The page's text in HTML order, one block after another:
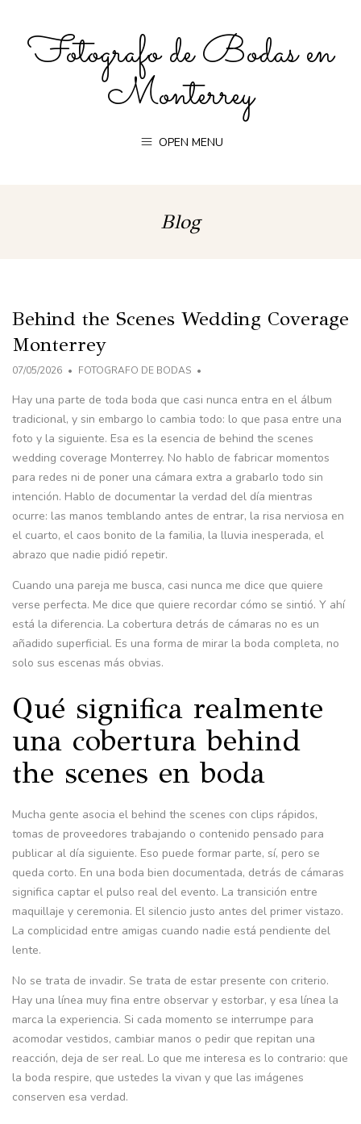
Fotografo de Bodas en
Monterrey
OPEN MENU
Blog
Behind the Scenes Wedding Coverage
Monterrey
07/05/2026 FOTOGRAFO DE BODAS
Hay una parte de toda boda que casi nunca entra en el álbum
tradicional, y sin embargo lo cambia todo: lo que pasa entre una
foto y la siguiente. Esa es la esencia de behind the scenes
wedding coverage Monterrey. No hablo de fabricar momentos
para redes ni de poner una cámara extra a grabarlo todo sin
intención. Hablo de documentar la verdad del día mientras
ocurre: las manos temblando antes de entrar, la risa nerviosa en
el cuarto, el caos bonito de la familia, la lluvia inesperada, el
abrazo que nadie pidió repetir.
Cuando una pareja me busca, casi nunca me dice que quiere
verse perfecta. Me dice que quiere recordar cómo se sintió. Y ahí
está la diferencia. La cobertura detrás de cámaras no es un
añadido superficial. Es una forma de mirar la boda completa, no
solo sus escenas más obvias.
Qué significa realmente
una cobertura behind
the scenes en boda
Mucha gente asocia el behind the scenes con clips rápidos,
tomas de proveedores trabajando o contenido pensado para
publicar al día siguiente. Eso puede formar parte, sí, pero se
queda corto. En una boda bien documentada, detrás de cámaras
significa captar el pulso real del evento. La transición entre
maquillaje y ceremonia. El silencio justo antes del primer vistazo.
La complicidad entre amigas cuando nadie está pendiente del
lente.
No se trata de invadir. Se trata de estar presente con criterio.
Hay una línea muy fina entre observar y estorbar, y esa línea la
marca la experiencia. Si cada momento se interrumpe para
acomodar vestidos, cambiar manos o pedir que repitan una
reacción, deja de ser real. Lo que me interesa es lo contrario: que
la boda respire, que ustedes la vivan y que las imágenes
conserven esa verdad.